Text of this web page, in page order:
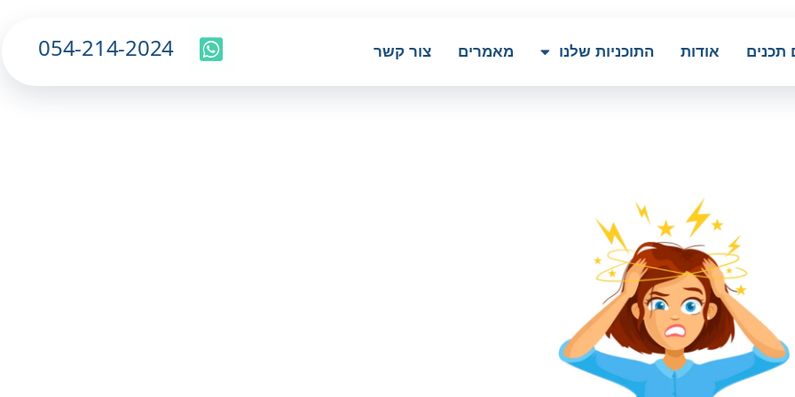
תכנים אודות התוכניות שלנו מאמרים צור קשר 054-214-2024